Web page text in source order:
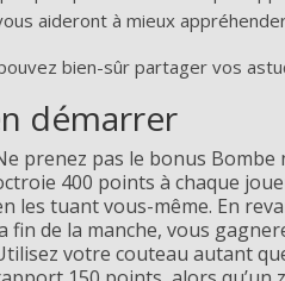
aideront à mieux
bien-sûr partager vos
démarrer
prenez pas le bonus Bombe
400 points à chaque
les tuant vous-même. En
fin de la manche, vous
votre couteau autant